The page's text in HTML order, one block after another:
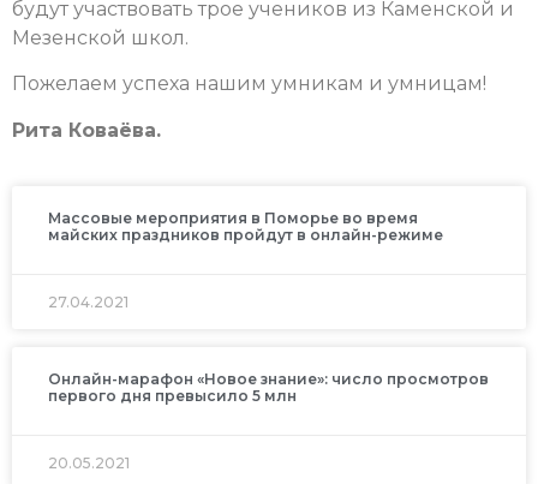
будут участвовать трое учеников из Каменской и
Мезенской школ.
Пожелаем успеха нашим умникам и умницам!
Рита Коваёва.
Массовые мероприятия в Поморье во время
майских праздников пройдут в онлайн-режиме
27.04.2021
Онлайн-марафон «Новое знание»: число просмотров
первого дня превысило 5 млн
20.05.2021